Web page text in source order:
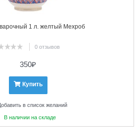
1 л. желтый Мехроб
0 отзывов
350₽
Купить
в список желаний
В наличии на складе